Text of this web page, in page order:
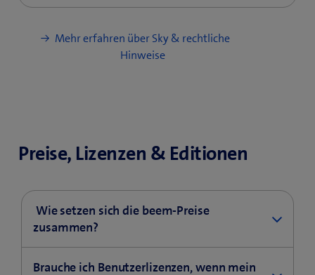
Mehr erfahren über Sky & rechtliche
Hinweise
Preise, Lizenzen & Editionen
zusammen? ​
Der Preis von beem setzt sich aus drei Teilen
Brauche ich Benutzerlizenzen, wenn mein